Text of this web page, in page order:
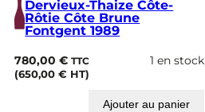
Dervieux-Thaize Côte-
Rôtie Côte Brune
Fontgent 1989
780,00€ TTC
(650,00€ HT)
1 en stock
Ajouter au panier